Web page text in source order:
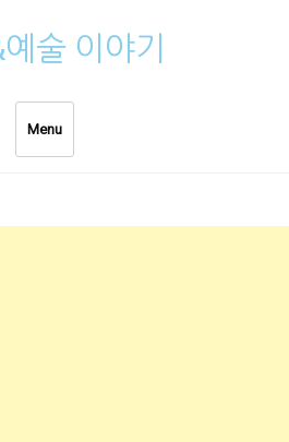
술 이야기
Menu